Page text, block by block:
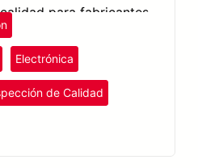
para fabricantes.
Electrónica
de Calidad